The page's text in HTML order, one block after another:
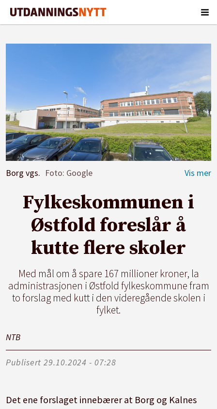
Borg vgs. Foto: Google
Fylkeskommunen i
Østfold foreslår å
kutte flere skoler
Med mål om å spare 167 millioner kroner, la
administrasjonen i Østfold fylkeskommune fram
to forslag med kutt i den videregående skolen i
fylket.
NTB
Publisert 29.10.2024 - 07:28
Det ene forslaget innebærer at Borg og Kalnes